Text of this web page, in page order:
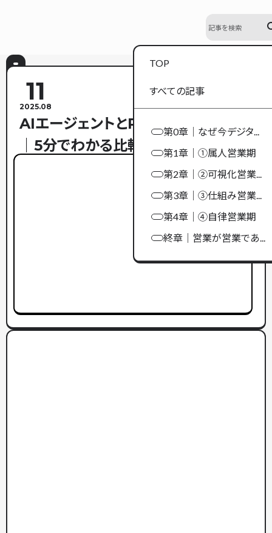
TOP
すべての記事
第0章｜なぜ今デジタ...
第1章｜①属人営業期
第2章｜②可視化営業...
第3章｜③仕組み営業...
第4章｜④自律営業期
終章｜営業が営業であ...
11
2025.08
AIエージェントとRPAの違いを図解
｜5分でわかる比較と使い分けガイド